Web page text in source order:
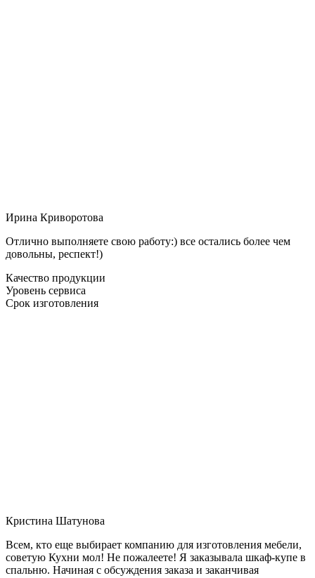
Ирина Криворотова
Отлично выполняете свою работу:) все остались более чем
довольны, респект!)
Качество продукции
Уровень сервиса
Срок изготовления
Кристина Шатунова
Всем, кто еще выбирает компанию для изготовления мебели,
советую Кухни мол! Не пожалеете! Я заказывала шкаф-купе в
спальню. Начиная с обсуждения заказа и заканчивая